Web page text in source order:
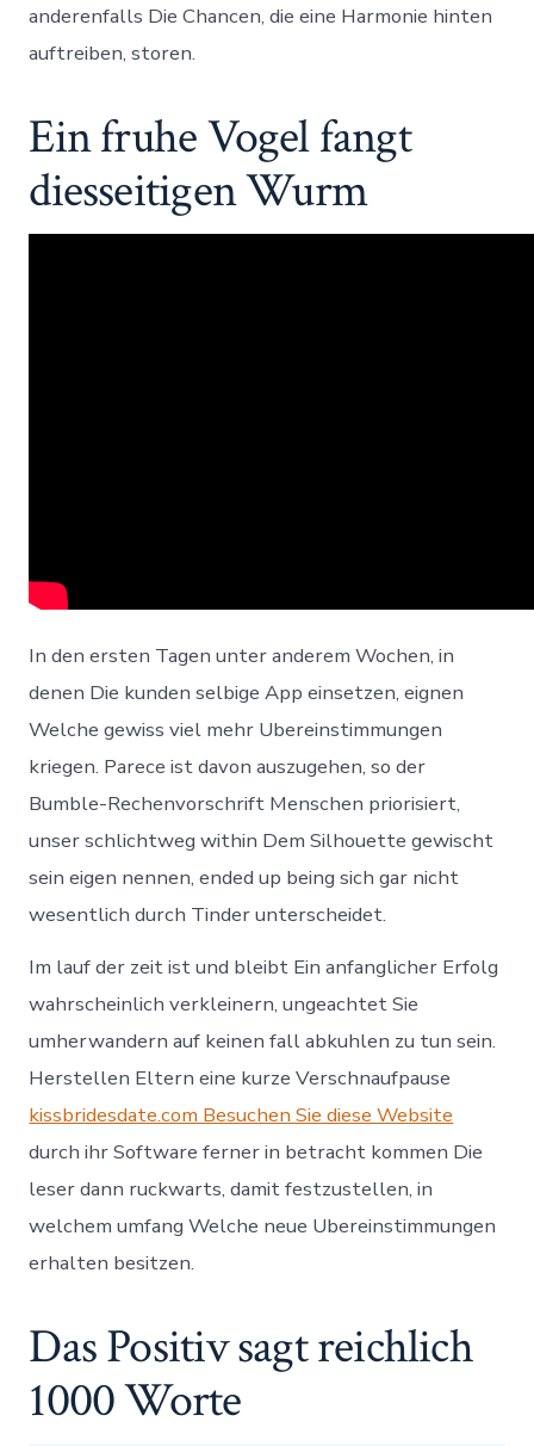
anderenfalls Die Chancen, die eine Harmonie hinten
auftreiben, storen.
Ein fruhe Vogel fangt
diesseitigen Wurm
In den ersten Tagen unter anderem Wochen, in
denen Die kunden selbige App einsetzen, eignen
Welche gewiss viel mehr Ubereinstimmungen
kriegen. Parece ist davon auszugehen, so der
Bumble-Rechenvorschrift Menschen priorisiert,
unser schlichtweg within Dem Silhouette gewischt
sein eigen nennen, ended up being sich gar nicht
wesentlich durch Tinder unterscheidet.
Im lauf der zeit ist und bleibt Ein anfanglicher Erfolg
wahrscheinlich verkleinern, ungeachtet Sie
umherwandern auf keinen fall abkuhlen zu tun sein.
Herstellen Eltern eine kurze Verschnaufpause
kissbridesdate.com Besuchen Sie diese Website
durch ihr Software ferner in betracht kommen Die
leser dann ruckwarts, damit festzustellen, in
welchem umfang Welche neue Ubereinstimmungen
erhalten besitzen.
Das Positiv sagt reichlich
1000 Worte